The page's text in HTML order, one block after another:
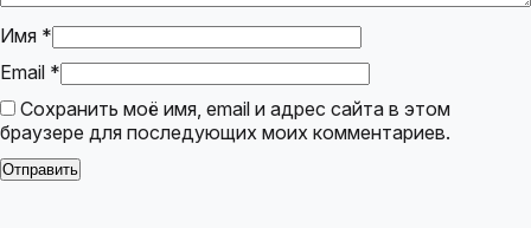
Имя *
Email *
Сохранить моё имя, email и адрес сайта в этом
браузере для последующих моих комментариев.